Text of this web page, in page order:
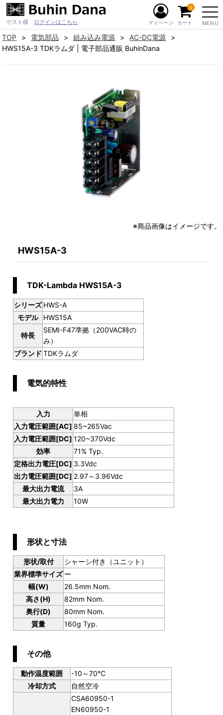
ゲスト様 ログインはこちら MENU
マイページ カート
0
TOP 電気部品 組み込み電源
AC-DC電源
HWS15A-3 TDKラムダ | 電子部品通販 BuhinDana
※商品画像はイメージです。
HWS15A-3
TDK-Lambda HWS15A-3
シリーズ HWS-A
モデル
HWS15A
特長
SEMI-F47準拠（200VAC時の
み）
ブランド TDKラムダ
電気的特性
入力
単相
入力電圧範囲[AC] 85~265Vac
入力電圧範囲[DC] 120~370Vdc
効率
71% Typ.
定格出力電圧[DC] 3.3Vdc
出力電圧範囲[DC] 2.97～3.96Vdc
最大出力電流
3A
最大出力電力
10W
形状と寸法
形状/取付
シャーシ付き（ユニット）
業界標準サイズ ー
幅(W)
26.5mm Nom.
高さ(H)
82mm Nom.
奥行(D)
80mm Nom.
質量
160g Typ.
その他
動作温度範囲
-10～70°C
冷却方式
自然空冷
CSA60950-1
EN60950-1